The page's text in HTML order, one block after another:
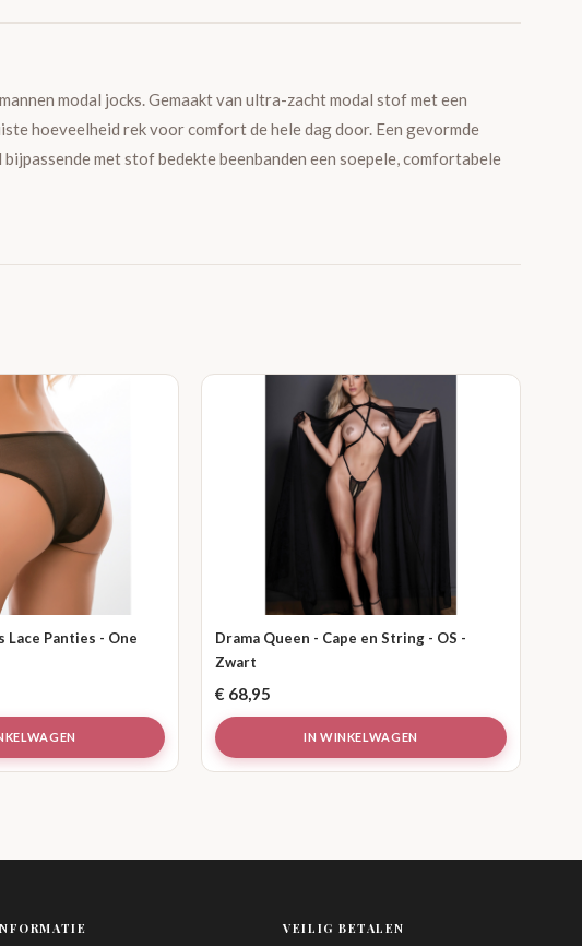
modal jocks. Gemaakt van ultra-zacht modal stof met een
hoeveelheid rek voor comfort de hele dag door. Een gevormde
met stof bedekte beenbanden een soepele, comfortabele
Lace Panties - One
Drama Queen - Cape en String - OS -
Zwart
€ 68,95
IN WINKELWAGEN
VEILIG BETALEN